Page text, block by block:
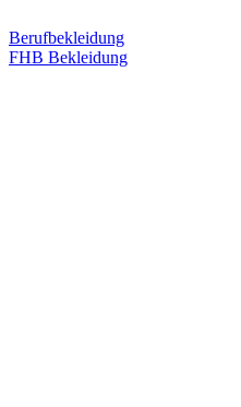
Berufbekleidung
FHB Bekleidung